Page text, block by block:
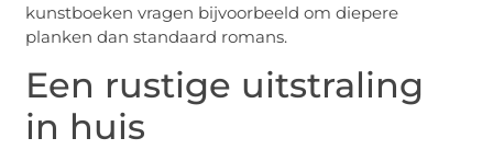
kunstboeken vragen bijvoorbeeld om diepere
planken dan standaard romans.
Een rustige uitstraling
in huis